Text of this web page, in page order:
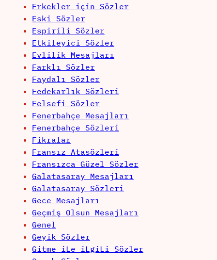
Erkekler için Sözler
Eski Sözler
Espirili Sözler
Etkileyici Sözler
Evlilik Mesajları
Farklı Sözler
Faydalı Sözler
Fedekarlık Sözleri
Felsefi Sözler
Fenerbahçe Mesajları
Fenerbahçe Sözleri
Fikralar
Fransız Atasözleri
Fransızca Güzel Sözler
Galatasaray Mesajları
Galatasaray Sözleri
Gece Mesajları
Geçmiş Olsun Mesajları
Genel
Geyik Sözler
Gitme iLe iLgiLi Sözler